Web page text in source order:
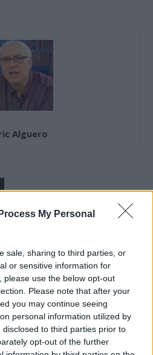
My Personal
sale, sharing to third parties, or
or sensitive information for
please use the below opt-out
Please note that after your
you may continue seeing
personal information utilized by
to third parties prior to
opt-out of the further
Alguero
campiona de Catalunya de